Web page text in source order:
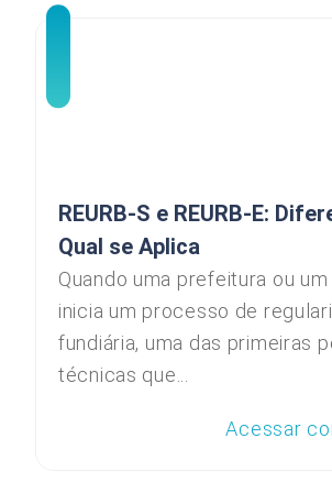
REURB-S e REURB-E:
Qual se Aplica
Quando uma prefeitura ou
inicia um processo de
fundiária, uma das primeiras
técnicas que...
Acessar